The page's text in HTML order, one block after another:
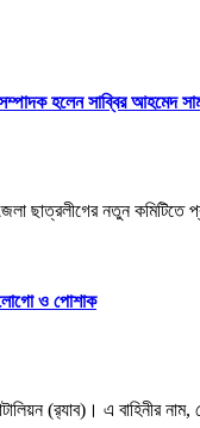
হলেন সাব্বির আহমেদ
ছাত্রলীগের নতুন কমিটিতে
লোগো ও পোশাক
(র‌্যাব)। এ বাহিনীর